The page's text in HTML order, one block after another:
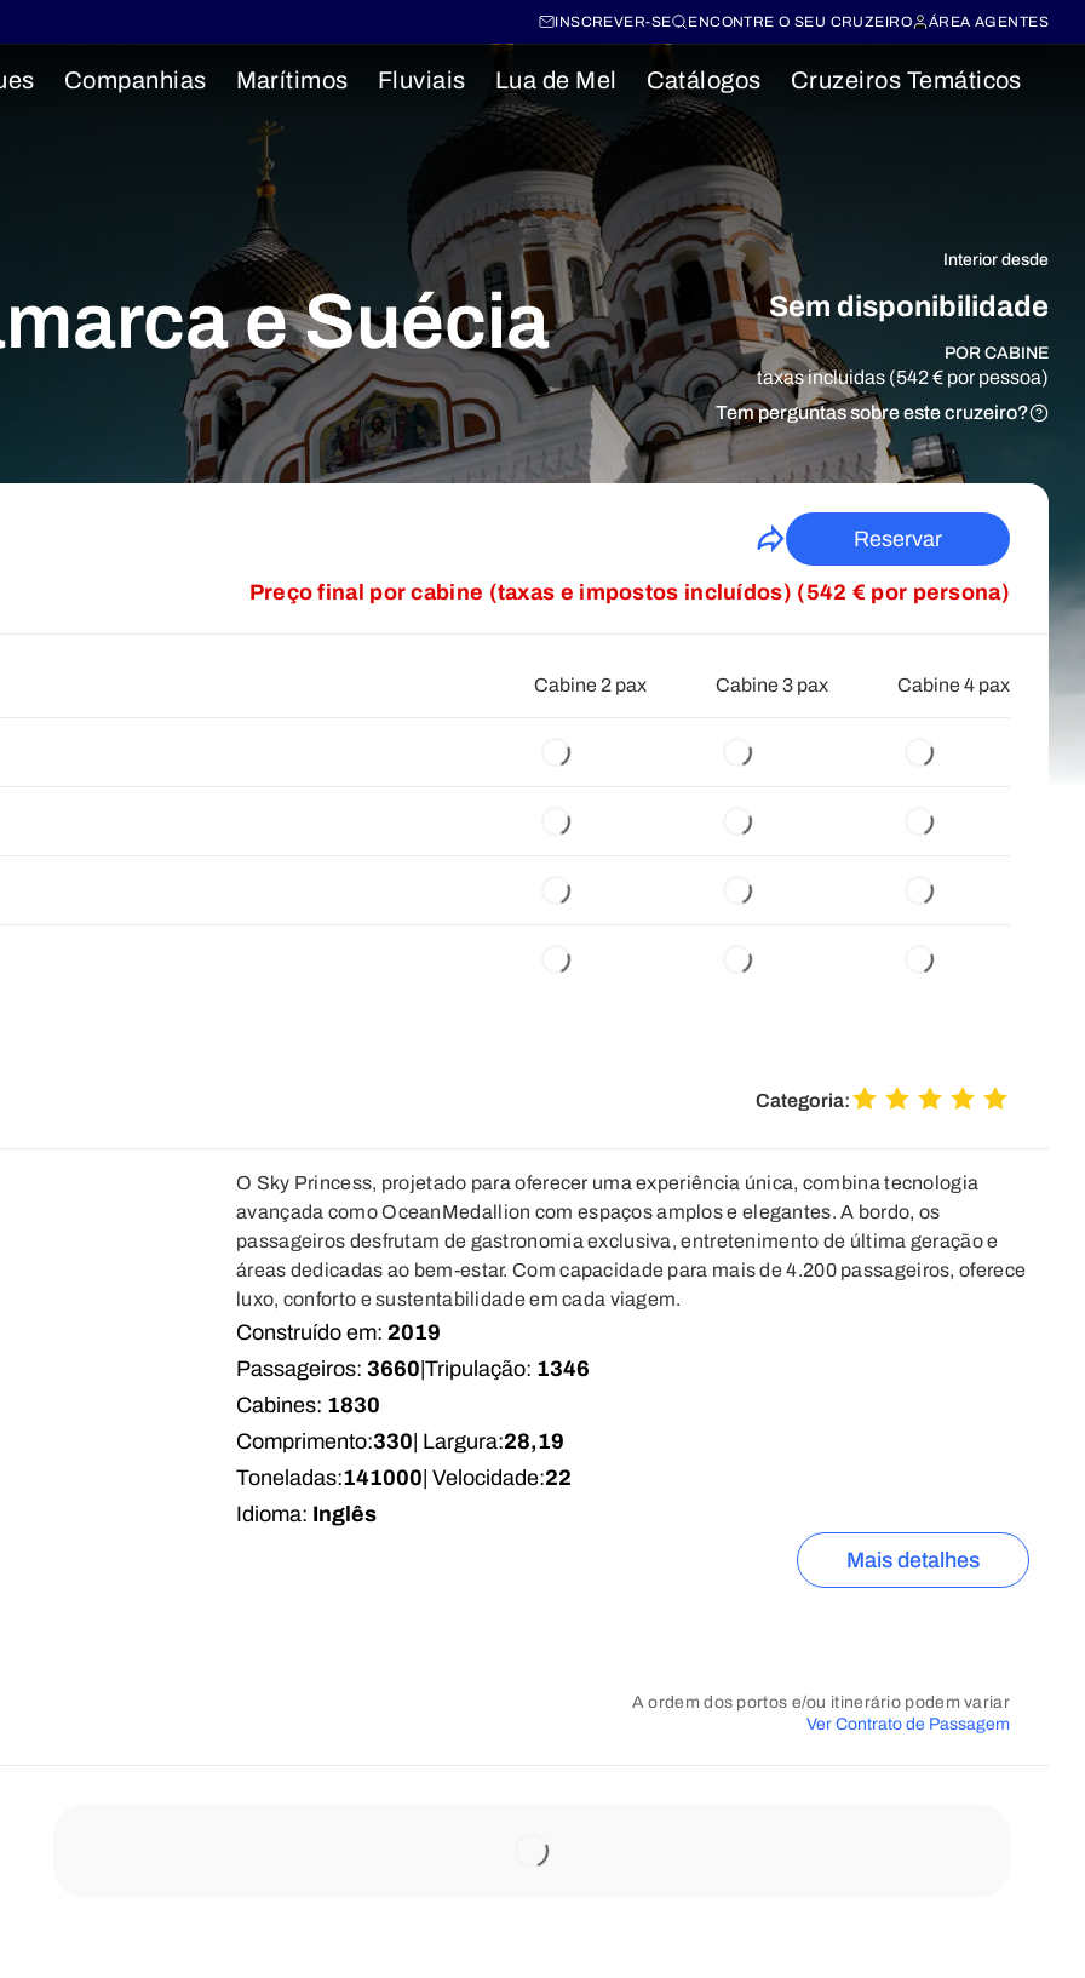
INSCREVER-SE ENCONTRE O SEU CRUZEIRO ÁREA AGENTES
Companhias Marítimos Fluviais Lua de Mel Catálogos Cruzeiros Temáticos
e Suécia
Interior desde
Sem disponibilidade
POR CABINE
taxas incluidas (542 € por pessoa)
Tem perguntas sobre este cruzeiro?
Reservar
Preço final por cabine (taxas e impostos incluídos) (542 € por persona)
Cabine 2 pax Cabine 3 pax Cabine 4 pax
Categoria:
O Sky Princess, projetado para oferecer uma experiência única, combina tecnologia
avançada como OceanMedallion com espaços amplos e elegantes. A bordo, os
passageiros desfrutam de gastronomia exclusiva, entretenimento de última geração e
áreas dedicadas ao bem-estar. Com capacidade para mais de 4.200 passageiros, oferece
luxo, conforto e sustentabilidade em cada viagem.
Construído em: 2019
Passageiros: 3660 Tripulação: 1346
Cabines: 1830
Comprimento:330 | Largura:28,19
Toneladas:141000 | Velocidade:22
Idioma: Inglês
Mais detalhes
A ordem dos portos e/ou itinerário podem variar
Ver Contrato de Passagem